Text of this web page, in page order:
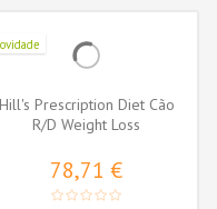
Hill's Prescription Diet Cão
R/D Weight Loss
78,71 €